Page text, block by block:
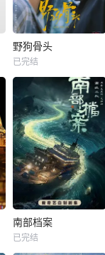
野狗骨头
已完结
南部档案
已完结